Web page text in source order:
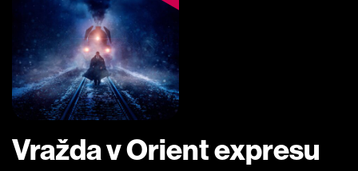
Vražda v Orient expresu